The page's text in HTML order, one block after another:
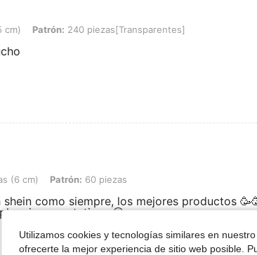
240 piezas[Transparentes]
cm) Patrón: 240 piezas[Transparentes]
Patrón: 60 piezas
(6 cm) Patrón: 60 piezas
como siempre, los mejores productos
mis expectativas 😍
Utilizamos cookies y tecnologías similares en
ofrecerte la mejor experiencia de sitio web posible.